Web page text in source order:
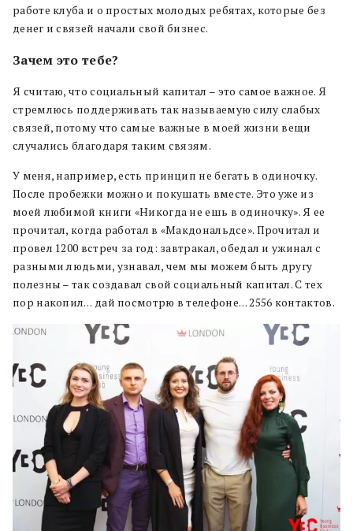
работе клуба и о простых молодых ребятах, которые без
денег и связей начали свой бизнес.
Зачем это тебе?
Я считаю, что социальный капитал – это самое важное. Я
стремлюсь поддерживать так называемую силу слабых
связей, потому что самые важные в моей жизни вещи
случались благодаря таким связям.
У меня, например, есть принцип не бегать в одиночку.
После пробежки можно и покушать вместе. Это уже из
моей любимой книги «Никогда не ешь в одиночку». Я ее
прочитал, когда работал в «Макдональдсе». Прочитал и
провел 1200 встреч за год: завтракал, обедал и ужинал с
разными людьми, узнавал, чем мы можем быть другу
полезны – так создавал свой социальный капитал. С тех
пор накопил… дай посмотрю в телефоне… 2556 контактов.